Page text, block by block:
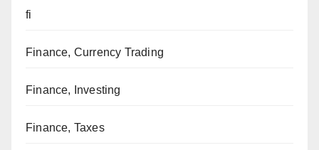
fi
Finance, Currency Trading
Finance, Investing
Finance, Taxes